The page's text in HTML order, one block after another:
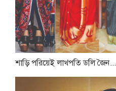
শাড়ি পরিয়েই লাখপতি ডলি জৈন...